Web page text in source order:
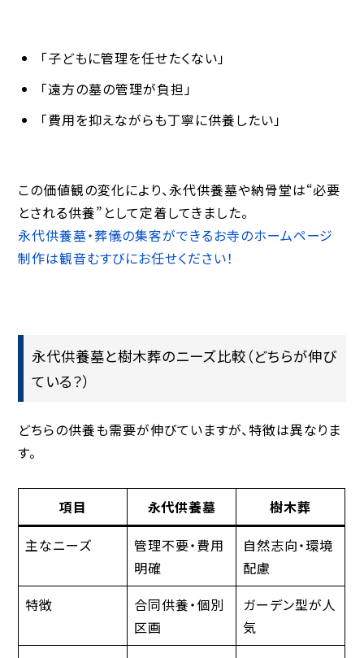
「子どもに管理を任せたくない」
「遠方の墓の管理が負担」
「費用を抑えながらも丁寧に供養したい」
この価値観の変化により、永代供養墓や納骨堂は“必要
とされる供養”として定着してきました。
永代供養墓・葬儀の集客ができるお寺のホームページ
制作は観音むすびにお任せください！
永代供養墓と樹木葬のニーズ比較（どちらが伸び
ている？）
どちらの供養も需要が伸びていますが、特徴は異なりま
す。
項目 永代供養墓
樹木葬
主なニーズ
管理不要・費用
明確
自然志向・環境
配慮
特徴
合同供養・個別
区画
ガーデン型が人
気